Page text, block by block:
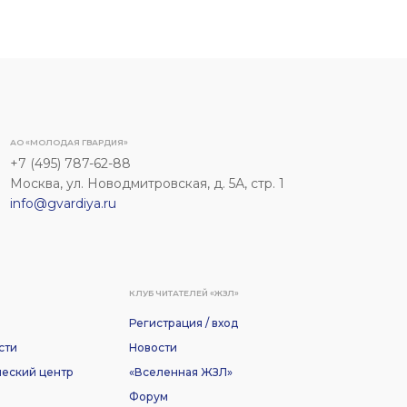
АО «МОЛОДАЯ ГВАРДИЯ»
+7 (495) 787-62-88
Москва, ул. Новодмитровская, д. 5А, стр. 1
info@gvardiya.ru
центр
КЛУБ ЧИТАТЕЛЕЙ «ЖЗЛ»
Регистрация / вход
Новости
«Вселенная ЖЗЛ»
Форум